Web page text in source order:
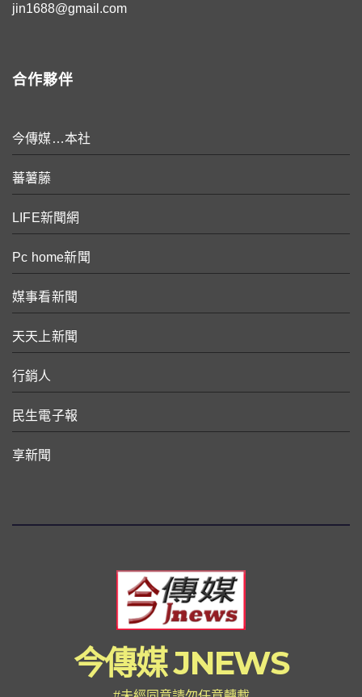
jin1688@gmail.com
合作夥伴
今傳媒…本社
蕃薯藤
LIFE新聞網
Pc home新聞
媒事看新聞
天天上新聞
行銷人
民生電子報
享新聞
今傳媒 JNEWS